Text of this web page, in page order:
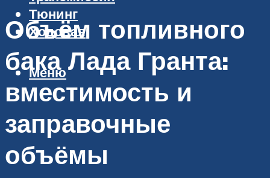
Тюнинг
Ходовая
Меню
Объём топливного
бака Лада Гранта:
вместимость и
заправочные
объёмы